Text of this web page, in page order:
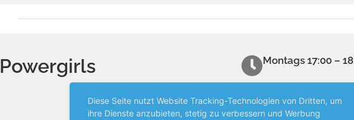
Powergirls Montags 17:00 –
Eichendorffhalle
Diese Seite nutzt Website Tracking-Technologien von Dritten, um
ihre Dienste anzubieten, stetig zu verbessern und Werbung